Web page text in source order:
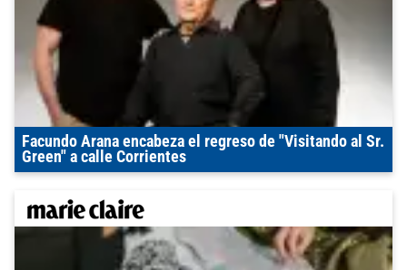
Facundo Arana encabeza el regreso de "Visitando al Sr.
Green" a calle Corrientes